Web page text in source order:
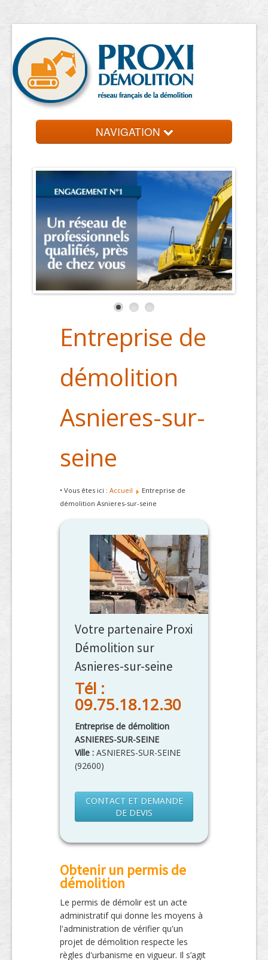
NAVIGATION
Entreprise de démolition
Entreprise de
démolition
Asnieres-sur-
seine
• Vous êtes ici : Accueil
Entreprise de
démolition Asnieres-sur-seine
Votre partenaire Proxi
Démolition sur
Asnieres-sur-seine
Tél :
09.75.18.12.30
Entreprise de démolition
ASNIERES-SUR-SEINE
Ville : ASNIERES-SUR-SEINE
(92600)
CONTACT ET DEMANDE
DE DEVIS
Obtenir un permis de
démolition
Le permis de démolir est un acte
administratif qui donne les moyens à
l'administration de vérifier qu'un
projet de démolition respecte les
règles d'urbanisme en vigueur. Il s’agit